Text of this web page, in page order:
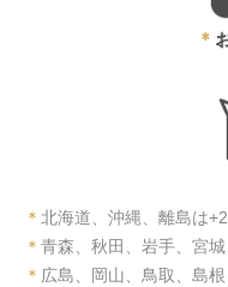
＊ 北海道、沖縄、離島は
＊ 青森、秋田、岩手、宮
＊ 広島、岡山、鳥取、島